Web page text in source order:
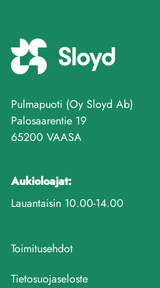
Pulmapuoti (Oy Sloyd Ab)
Palosaarentie 19
65200 VAASA
Aukioloajat:
Lauantaisin 10.00-14.00
Toimitusehdot
Tietosuojaseloste